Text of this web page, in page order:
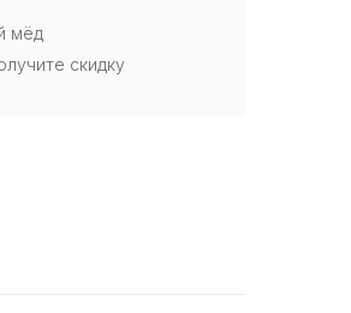
мёд
скидку